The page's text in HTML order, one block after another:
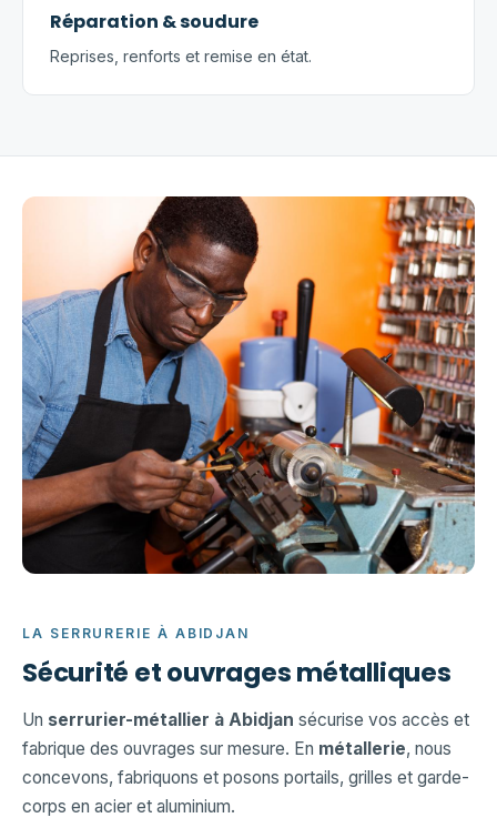
Réparation & soudure
Reprises, renforts et remise en état.
LA SERRURERIE À ABIDJAN
Sécurité et ouvrages métalliques
Un serrurier-métallier à Abidjan sécurise vos accès et
fabrique des ouvrages sur mesure. En métallerie, nous
concevons, fabriquons et posons portails, grilles et garde-
corps en acier et aluminium.